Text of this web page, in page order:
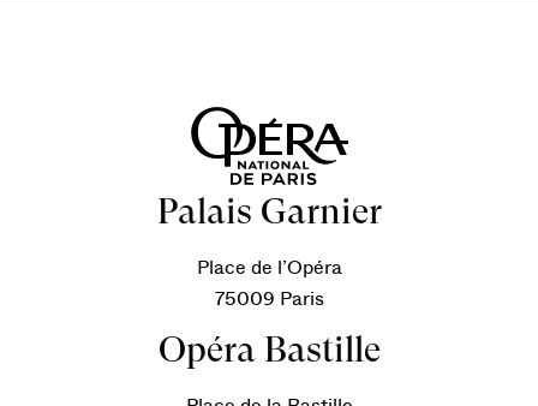
Palais Garnier
Place de l’Opéra
75009 Paris
Opéra Bastille